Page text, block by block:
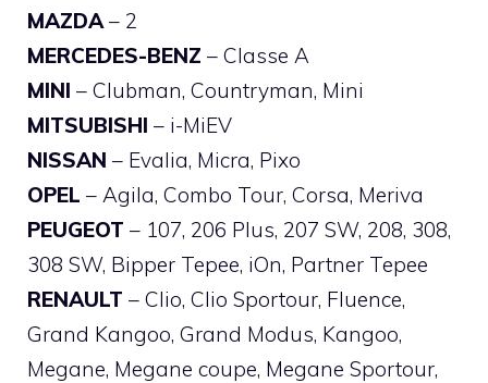
MAZDA– 2
MERCEDES-BENZ – Classe A
MINI – Clubman, Countryman, Mini
MITSUBISHI – i-MiEV
NISSAN – Evalia, Micra, Pixo
OPEL – Agila, Combo Tour, Corsa, Meriva
PEUGEOT – 107, 206 Plus, 207 SW, 208, 308,
308 SW, Bipper Tepee, iOn, Partner Tepee
RENAULT – Clio, Clio Sportour, Fluence,
Grand Kangoo, Grand Modus, Kangoo,
Megane, Megane coupe, Megane Sportour,